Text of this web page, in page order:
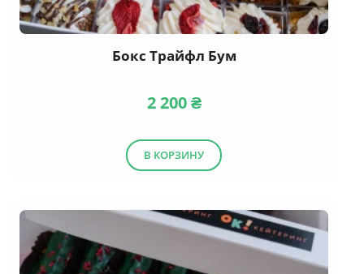
Бокс Трайфл Бум
2 200₴
В КОРЗИНУ